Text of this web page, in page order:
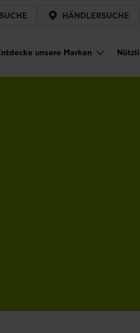
SUCHE HÄNDLERSUCHE
unsere Marken